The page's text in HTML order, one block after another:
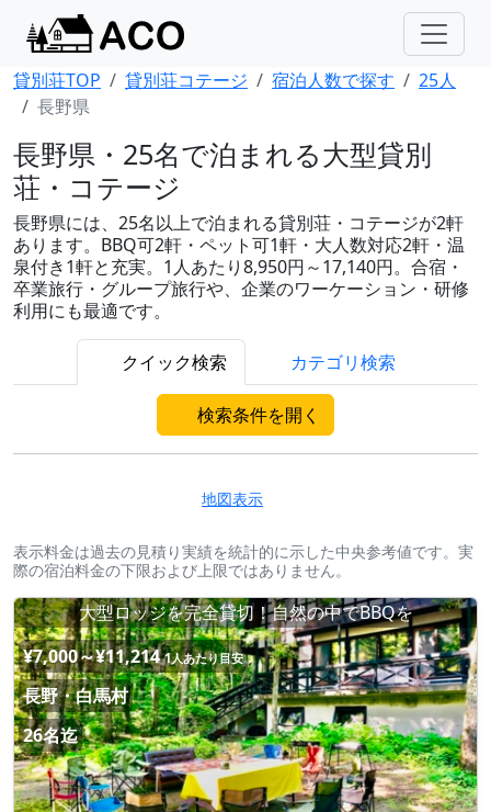
貸別荘TOP 貸別荘コテージ 宿泊人数で探す
25人
長野県
長野県・25名で泊まれる大型貸別
荘・コテージ
長野県には、25名以上で泊まれる貸別荘・コテージが2軒
あります。BBQ可2軒・ペット可1軒・大人数対応2軒・温
泉付き1軒と充実。1人あたり8,950円～17,140円。合宿・
卒業旅行・グループ旅行や、企業のワーケーション・研修
利用にも最適です。
クイック検索 カテゴリ検索
検索条件を開く
地図表示
表示料金は過去の見積り実績を統計的に示した中央参考値です。実
際の宿泊料金の下限および上限ではありません。
大型ロッジを完全貸切！自然の中でBBQを
¥7,000～¥11,214 1人あたり目安
長野・白馬村
26名迄